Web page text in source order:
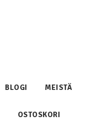
BLOGI MEISTÄ
OSTOSKORI